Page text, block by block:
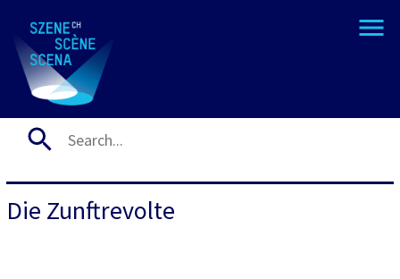
Die Zunftrevolte